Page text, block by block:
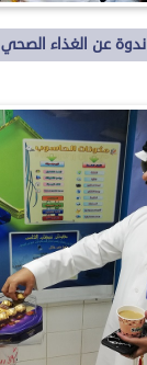
ندوة عن الغذاء الصحي